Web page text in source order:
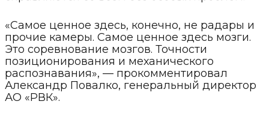
«Самое ценное здесь, конечно, не радары и
прочие камеры. Самое ценное здесь мозги.
Это соревнование мозгов. Точности
позиционирования и механического
распознавания», — прокомментировал
Александр Повалко, генеральный директор
АО «РВК».